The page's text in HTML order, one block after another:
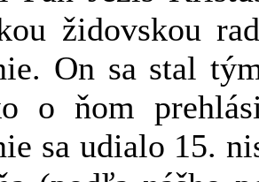
židovskou
On sa stal
o ňom
sa udialo 15.